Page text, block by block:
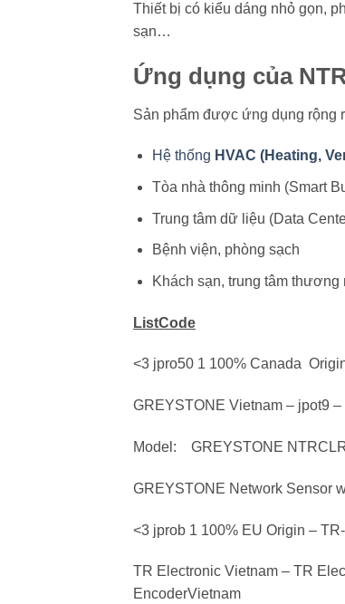
Thiết bị có kiểu dáng nhỏ gọn,
sạn…
Ứng dụng của
Sản phẩm được ứng dụng rộng
Hệ thống HVAC (Heating,
Tòa nhà thông minh (Smart
Trung tâm dữ liệu (Data
Bệnh viện, phòng sạch
Khách sạn, trung tâm thương
ListCode
<3 jpro50 1 100% Canada
GREYSTONE Vietnam – jpot9
Model: GREYSTONE
GREYSTONE Network Sensor
<3 jprob 1 100% EU Origin –
TR Electronic Vietnam – TR
EncoderVietnam